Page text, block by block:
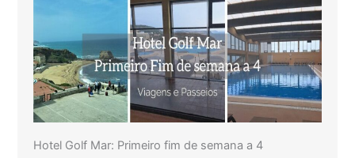
Hotel Golf Mar: Primeiro fim de semana a 4